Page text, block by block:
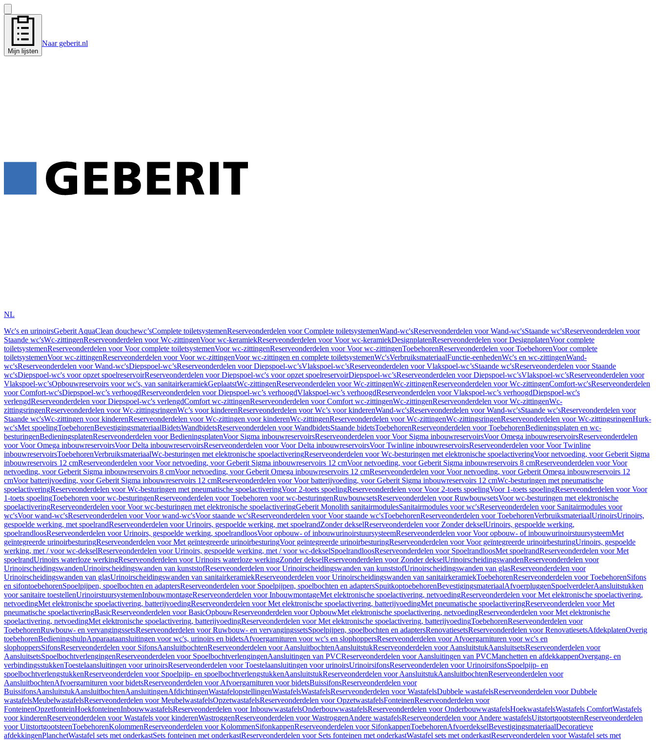
Mijn lijsten
Naar geberit.nl
NL
Wc's en urinoirsGeberit AquaClean douchewc’sComplete toiletsystemenReserveonderdelen voor Complete toiletsystemenWand-wc'sReserveonderdelen voor Wand-wc'sStaande wc'sReserveonderdelen voor
Staande wc'sWc-zittingenReserveonderdelen voor Wc-zittingenVoor wc-keramiekReserveonderdelen voor Voor wc-keramiekDesignplatenReserveonderdelen voor DesignplatenVoor complete
toiletsystemenReserveonderdelen voor Voor complete toiletsystemenVoor wc-zittingenReserveonderdelen voor Voor wc-zittingenToebehorenReserveonderdelen voor ToebehorenVoor complete
toiletsystemenVoor wc-zittingenReserveonderdelen voor Voor wc-zittingenVoor wc-zittingen en complete toiletsystemenWc'sVerbruiksmateriaalFunctie-eenhedenWc's en wc-zittingenWand-
wc'sReserveonderdelen voor Wand-wc'sDiepspoel-wc’sReserveonderdelen voor Diepspoel-wc’sVlakspoel-wc’sReserveonderdelen voor Vlakspoel-wc’sStaande wc'sReserveonderdelen voor Staande
wc'sDiepspoel-wc's voor opzet spoelreservoirReserveonderdelen voor Diepspoel-wc's voor opzet spoelreservoirDiepspoel-wc’sReserveonderdelen voor Diepspoel-wc’sVlakspoel-wc’sReserveonderdelen voor
Vlakspoel-wc’sOpbouwreservoirs voor wc's, van sanitairkeramiekGeplaatstWc-zittingenReserveonderdelen voor Wc-zittingenWc-zittingenReserveonderdelen voor Wc-zittingenComfort-wc'sReserveonderdelen
voor Comfort-wc'sDiepspoel-wc’s verhoogdReserveonderdelen voor Diepspoel-wc’s verhoogdVlakspoel-wc’s verhoogdReserveonderdelen voor Vlakspoel-wc’s verhoogdDiepspoel-wc's
verlengdReserveonderdelen voor Diepspoel-wc's verlengdComfort wc-zittingenReserveonderdelen voor Comfort wc-zittingenWc-zittingenReserveonderdelen voor Wc-zittingenWc-
zittingsringenReserveonderdelen voor Wc-zittingsringenWc’s voor kinderenReserveonderdelen voor Wc’s voor kinderenWand-wc'sReserveonderdelen voor Wand-wc'sStaande wc'sReserveonderdelen voor
Staande wc'sWc-zittingen voor kinderenReserveonderdelen voor Wc-zittingen voor kinderenWc-zittingenReserveonderdelen voor Wc-zittingenWc-zittingsringenReserveonderdelen voor Wc-zittingsringenHurk-
wc'sMet spoelingToebehorenBevestigingsmateriaalBidetsWandbidetsReserveonderdelen voor WandbidetsStaande bidetsToebehorenReserveonderdelen voor ToebehorenBedieningsplaten en wc-
besturingenBedieningsplatenReserveonderdelen voor BedieningsplatenVoor Sigma inbouwreservoirsReserveonderdelen voor Voor Sigma inbouwreservoirsVoor Omega inbouwreservoirsReserveonderdelen
voor Voor Omega inbouwreservoirsVoor Delta inbouwreservoirsReserveonderdelen voor Voor Delta inbouwreservoirsVoor Twinline inbouwreservoirsReserveonderdelen voor Voor Twinline
inbouwreservoirsToebehorenVerbruiksmateriaalWc-besturingen met elektronische spoelactiveringReserveonderdelen voor Wc-besturingen met elektronische spoelactiveringVoor netvoeding, voor Geberit Sigma
inbouwreservoirs 12 cmReserveonderdelen voor Voor netvoeding, voor Geberit Sigma inbouwreservoirs 12 cmVoor netvoeding, voor Geberit Sigma inbouwreservoirs 8 cmReserveonderdelen voor Voor
netvoeding, voor Geberit Sigma inbouwreservoirs 8 cmVoor netvoeding, voor Geberit Omega inbouwreservoirs 12 cmReserveonderdelen voor Voor netvoeding, voor Geberit Omega inbouwreservoirs 12
cmVoor batterijvoeding, voor Geberit Sigma inbouwreservoirs 12 cmReserveonderdelen voor Voor batterijvoeding, voor Geberit Sigma inbouwreservoirs 12 cmWc-besturingen met pneumatische
spoelactiveringReserveonderdelen voor Wc-besturingen met pneumatische spoelactiveringVoor 2-toets spoelingReserveonderdelen voor Voor 2-toets spoelingVoor 1-toets spoelingReserveonderdelen voor Voor
1-toets spoelingToebehoren voor wc-besturingenReserveonderdelen voor Toebehoren voor wc-besturingenRuwbouwsetsReserveonderdelen voor RuwbouwsetsVoor wc-besturingen met elektronische
spoelactiveringReserveonderdelen voor Voor wc-besturingen met elektronische spoelactiveringGeberit Monolith sanitairmodulesSanitairmodules voor wc'sReserveonderdelen voor Sanitairmodules voor
wc'sVoor wand-wc'sReserveonderdelen voor Voor wand-wc'sVoor staande wc'sReserveonderdelen voor Voor staande wc'sToebehorenReserveonderdelen voor ToebehorenVerbruiksmateriaalUrinoirsUrinoirs,
gespoelde werking, met spoelrandReserveonderdelen voor Urinoirs, gespoelde werking, met spoelrandZonder dekselReserveonderdelen voor Zonder dekselUrinoirs, gespoelde werking,
spoelrandloosReserveonderdelen voor Urinoirs, gespoelde werking, spoelrandloosVoor opbouw- of inbouwurinoirstuursysteemReserveonderdelen voor Voor opbouw- of inbouwurinoirstuursysteemMet
geïntegreerde urinoirbesturingReserveonderdelen voor Met geïntegreerde urinoirbesturingVoor geïntegreerde urinoirbesturingReserveonderdelen voor Voor geïntegreerde urinoirbesturingUrinoirs, gespoelde
werking, met / voor wc-dekselReserveonderdelen voor Urinoirs, gespoelde werking, met / voor wc-dekselSpoelrandloosReserveonderdelen voor SpoelrandloosMet spoelrandReserveonderdelen voor Met
spoelrandUrinoirs waterloze werkingReserveonderdelen voor Urinoirs waterloze werkingZonder dekselReserveonderdelen voor Zonder dekselUrinoirscheidingswandenReserveonderdelen voor
UrinoirscheidingswandenUrinoirscheidingswanden van kunststofReserveonderdelen voor Urinoirscheidingswanden van kunststofUrinoirscheidingswanden van glasReserveonderdelen voor
Urinoirscheidingswanden van glasUrinoirscheidingswanden van sanitairkeramiekReserveonderdelen voor Urinoirscheidingswanden van sanitairkeramiekToebehorenReserveonderdelen voor ToebehorenSifons
en sifontoebehorenSpoelpijpen, spoelbochten en adaptersReserveonderdelen voor Spoelpijpen, spoelbochten en adaptersSpuitkoptoebehorenBevestigingsmateriaalAfvoerpluggenSpoelverdelerAansluitstukken
voor sanitaire toestellenUrinoirstuursystemenInbouwmontageReserveonderdelen voor InbouwmontageMet elektronische spoelactivering, netvoedingReserveonderdelen voor Met elektronische spoelactivering,
netvoedingMet elektronische spoelactivering, batterijvoedingReserveonderdelen voor Met elektronische spoelactivering, batterijvoedingMet pneumatische spoelactiveringReserveonderdelen voor Met
pneumatische spoelactiveringBasicReserveonderdelen voor BasicOpbouwReserveonderdelen voor OpbouwMet elektronische spoelactivering, netvoedingReserveonderdelen voor Met elektronische
spoelactivering, netvoedingMet elektronische spoelactivering, batterijvoedingReserveonderdelen voor Met elektronische spoelactivering, batterijvoedingToebehorenReserveonderdelen voor
ToebehorenRuwbouw- en vervangingssetsReserveonderdelen voor Ruwbouw- en vervangingssetsSpoelpijpen, spoelbochten en adaptersRenovatiesetsReserveonderdelen voor RenovatiesetsAfdekplatenOverig
toebehorenBedieningshulpApparaataansluitingen voor wc's, urinoirs en bidetsAfvoergarnituren voor wc's en slophoppersReserveonderdelen voor Afvoergarnituren voor wc's en
slophoppersSifonsReserveonderdelen voor SifonsAansluitbochtenReserveonderdelen voor AansluitbochtenAansluitstukReserveonderdelen voor AansluitstukAansluitsetsReserveonderdelen voor
AansluitsetsSpoelbochtverlengingenReserveonderdelen voor SpoelbochtverlengingenAansluitingen van PVCReserveonderdelen voor Aansluitingen van PVCManchetten en afdekkappenOvergang- en
verbindingsstukkenToestelaansluitingen voor urinoirsReserveonderdelen voor Toestelaansluitingen voor urinoirsUrinoirsifonsReserveonderdelen voor UrinoirsifonsSpoelpijp- en
spoelbochtverlengstukkenReserveonderdelen voor Spoelpijp- en spoelbochtverlengstukkenAansluitstukReserveonderdelen voor AansluitstukAansluitbochtenReserveonderdelen voor
AansluitbochtenAfvoergarnituren voor bidetsReserveonderdelen voor Afvoergarnituren voor bidetsBuissifonsReserveonderdelen voor
BuissifonsAansluitstukAansluitbochtenAansluitingenAfdichtingenWastafelopstellingenWastafelsWastafelsReserveonderdelen voor WastafelsDubbele wastafelsReserveonderdelen voor Dubbele
wastafelsMeubelwastafelsReserveonderdelen voor MeubelwastafelsOpzetwastafelsReserveonderdelen voor OpzetwastafelsFonteinenReserveonderdelen voor
FonteinenOpzetfonteinHoekfonteinenInbouwwastafelsReserveonderdelen voor InbouwwastafelsOnderbouwwastafelsReserveonderdelen voor OnderbouwwastafelsHoekwastafelsWastafels ComfortWastafels
voor kinderenReserveonderdelen voor Wastafels voor kinderenWastroggenReserveonderdelen voor WastroggenAndere wastafelsReserveonderdelen voor Andere wastafelsUitstortgootsteenReserveonderdelen
voor UitstortgootsteenToebehorenKolommenReserveonderdelen voor KolommenSifonkappenReserveonderdelen voor SifonkappenToebehorenAfvoerdekselBevestigingsmateriaalDecoratieve
afdekkingenPlanchetWastafel sets met onderkastSets fonteinen met onderkastReserveonderdelen voor Sets fonteinen met onderkastWastafel sets met onderkastReserveonderdelen voor Wastafel sets met